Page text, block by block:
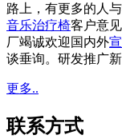
路上，有更多的人
音乐治疗椅客户意
厂竭诚欢迎国内外
谈垂询。研发推广
更多..
联系方式